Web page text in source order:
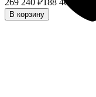
В корзину